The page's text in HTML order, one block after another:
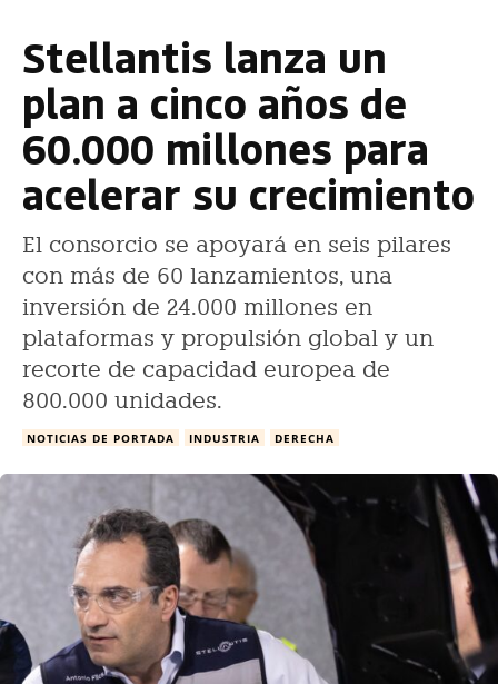
Stellantis lanza un
plan a cinco años de
60.000 millones para
acelerar su crecimiento
El consorcio se apoyará en seis pilares
con más de 60 lanzamientos, una
inversión de 24.000 millones en
plataformas y propulsión global y un
recorte de capacidad europea de
800.000 unidades.
NOTICIAS DE PORTADA INDUSTRIA DERECHA